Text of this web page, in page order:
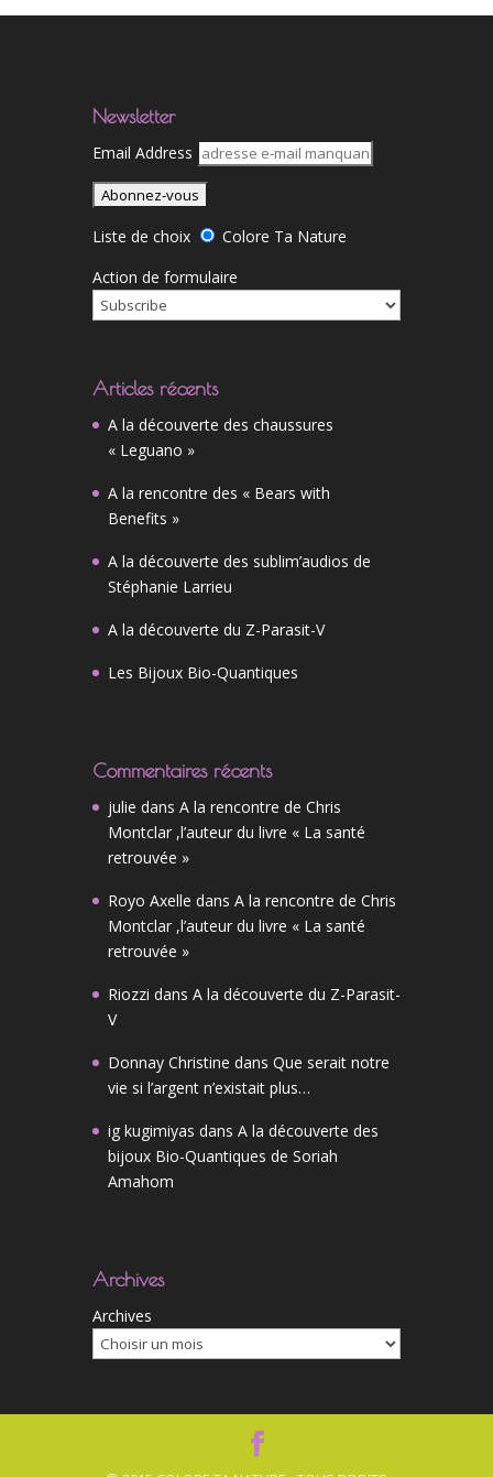
Newsletter
Email Address
Liste de choix
Colore Ta Nature
Action de formulaire
Articles récents
A la découverte des chaussures
« Leguano »
A la rencontre des « Bears with
Benefits »
A la découverte des sublim’audios de
Stéphanie Larrieu
A la découverte du Z-Parasit-V
Les Bijoux Bio-Quantiques
Commentaires récents
julie dans A la rencontre de Chris
Montclar ,l’auteur du livre « La santé
retrouvée »
Royo Axelle dans A la rencontre de Chris
Montclar ,l’auteur du livre « La santé
retrouvée »
Riozzi dans A la découverte du Z-Parasit-
V
Donnay Christine dans Que serait notre
vie si l’argent n’existait plus…
ig kugimiyas dans A la découverte des
bijoux Bio-Quantiques de Soriah
Amahom
Archives
Archives